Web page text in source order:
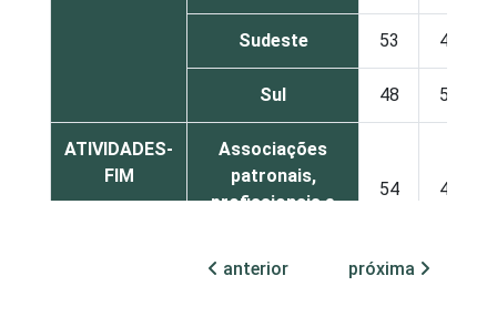
Sudeste 53 45
Sul 48 50
ATIVIDADES-
FIM
Associações
patronais,
profissionais e
54 44
anterior próxima